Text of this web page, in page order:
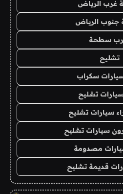
غرب الرياض
الرياض
سطحة
تشليح
سكراب
تشليح
سيارات تشليح
سيارات تشليح
مصدومة
قديمة تشليح